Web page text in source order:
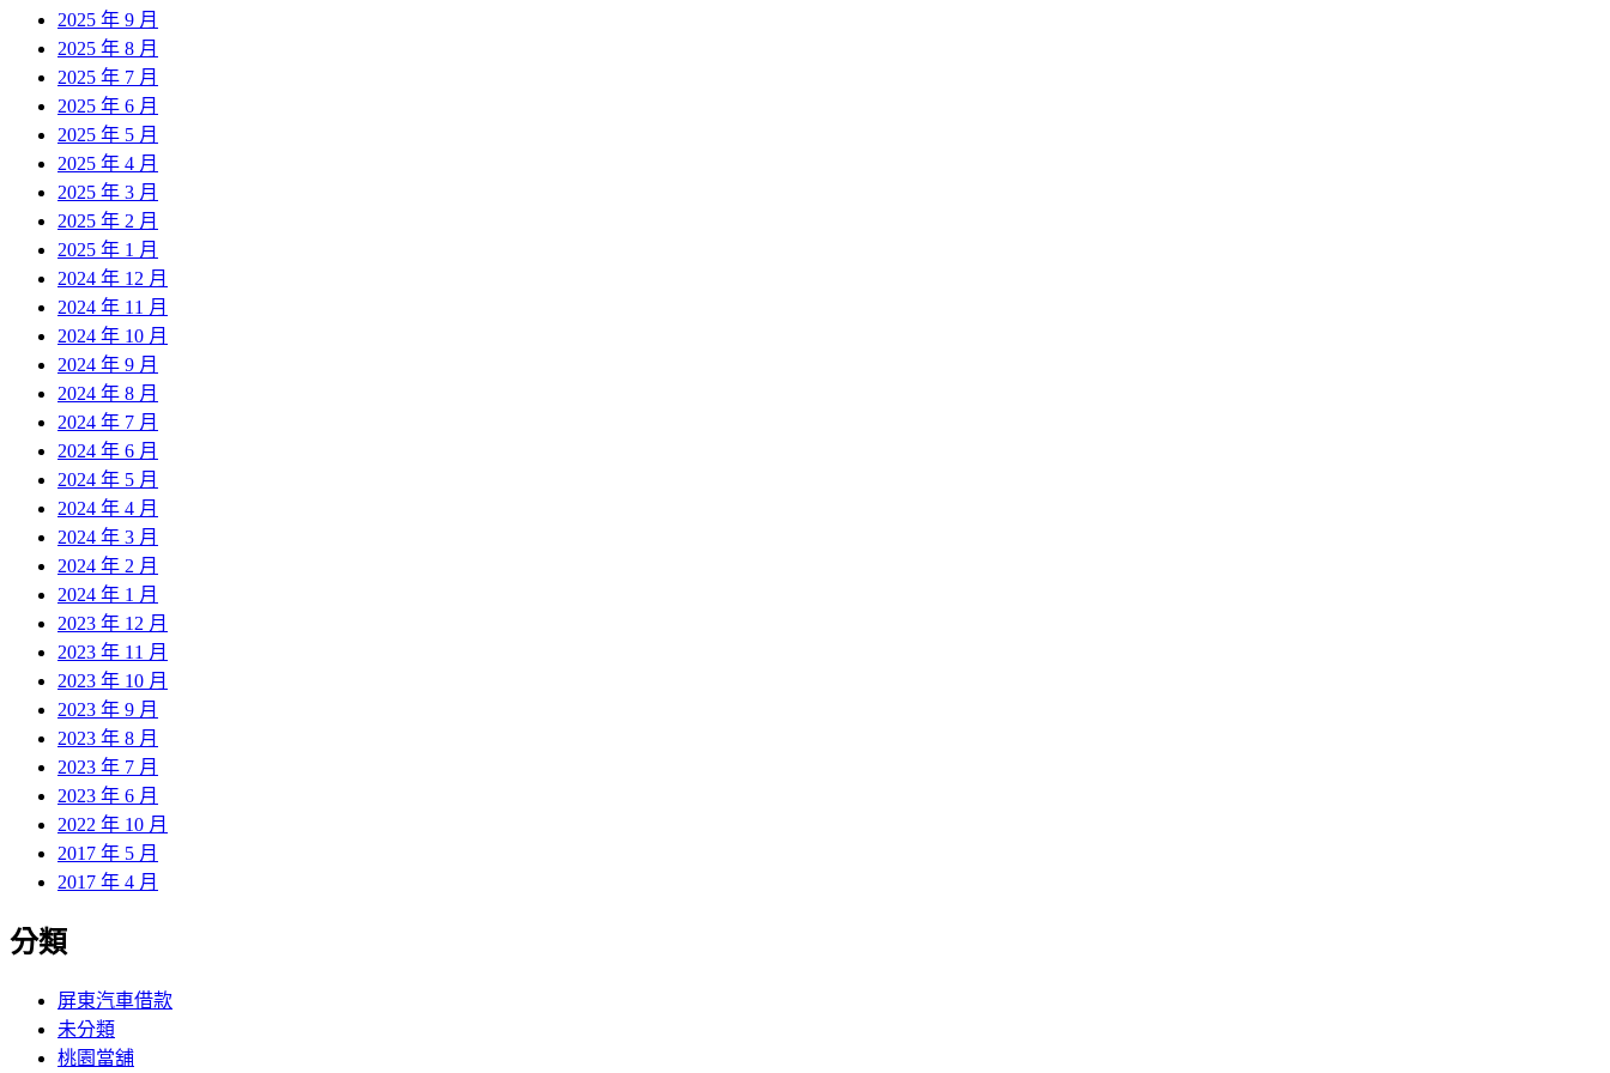
2025 年 9 月
2025 年 8 月
2025 年 7 月
2025 年 6 月
2025 年 5 月
2025 年 4 月
2025 年 3 月
2025 年 2 月
2025 年 1 月
2024 年 12 月
2024 年 11 月
2024 年 10 月
2024 年 9 月
2024 年 8 月
2024 年 7 月
2024 年 6 月
2024 年 5 月
2024 年 4 月
2024 年 3 月
2024 年 2 月
2024 年 1 月
2023 年 12 月
2023 年 11 月
2023 年 10 月
2023 年 9 月
2023 年 8 月
2023 年 7 月
2023 年 6 月
2022 年 10 月
2017 年 5 月
2017 年 4 月
分類
屏東汽車借款
未分類
桃園當舖